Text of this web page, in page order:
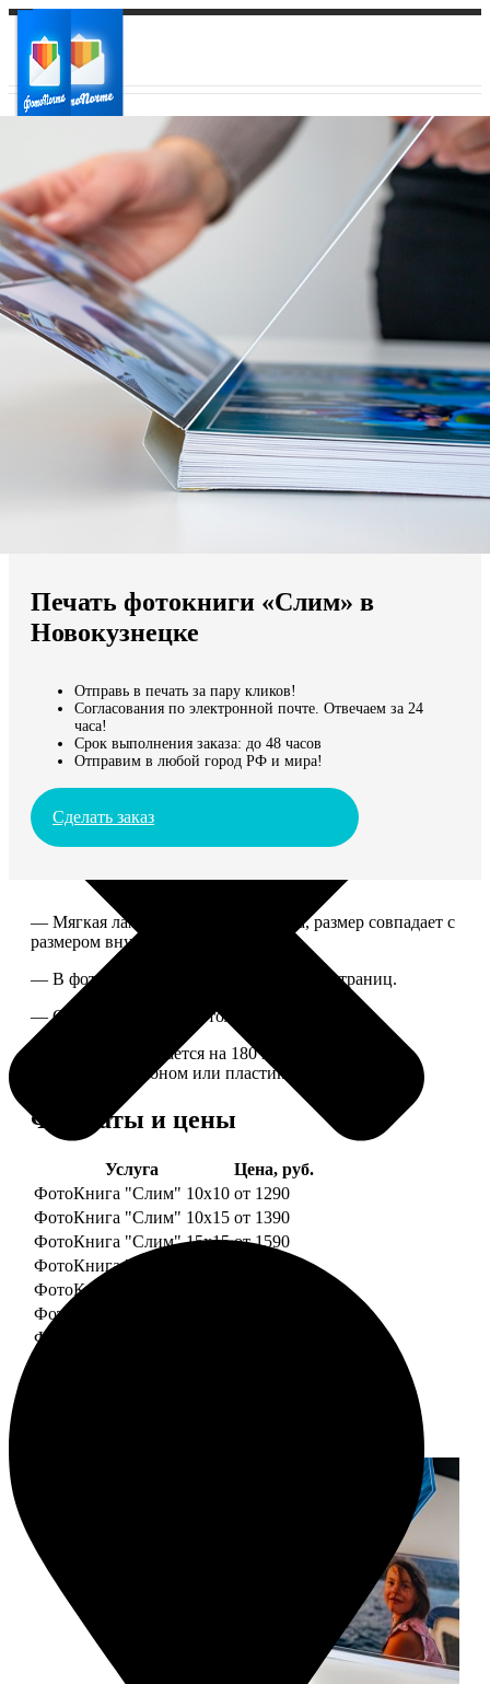
Ваш город:
Ваш регион доставки
Выберите из списка:
Мы доставляем по всему миру
Продолжить без города
Печать фотокниги «Слим» в
Новокузнецке
Отправь в печать за пару кликов!
Согласования по электронной почте. Отвечаем за 24
часа!
Срок выполнения заказа: до 48 часов
Отправим в любой город РФ и мира!
Сделать заказ
— Мягкая ламинированная обложка, размер совпадает с
размером внутреннего блока.
— В фотокниге может быть от 10 до 50 страниц.
— Страницы плотные, толщина 1 мм.
— Книга раскрывается на 180 градусов, развороты
укреплены картоном или пластиком.
Форматы и цены
Услуга
Цена, руб.
ФотоКнига "Слим" 10x10 от 1290
ФотоКнига "Слим" 10x15 от 1390
ФотоКнига "Слим" 15x15 от 1590
ФотоКнига "Слим" 15x20
ФотоКнига "Слим" 20x20
ФотоКнига "Слим" 20x30
ФотоКнига "Слим" 25x25